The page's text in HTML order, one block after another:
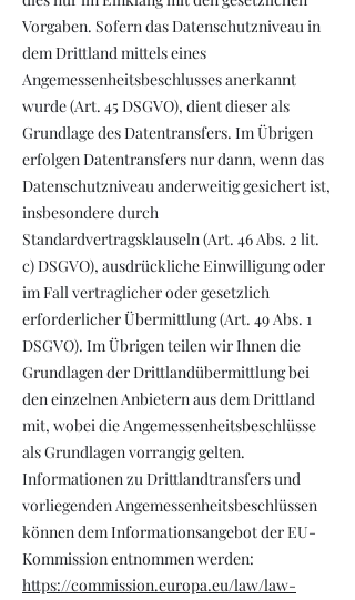
Vorgaben. Sofern das Datenschutzniveau in
dem Drittland mittels eines
Angemessenheitsbeschlusses anerkannt
wurde (Art. 45 DSGVO), dient dieser als
Grundlage des Datentransfers. Im Übrigen
erfolgen Datentransfers nur dann, wenn das
Datenschutzniveau anderweitig gesichert ist,
insbesondere durch
Standardvertragsklauseln (Art. 46 Abs. 2 lit.
c) DSGVO), ausdrückliche Einwilligung oder
im Fall vertraglicher oder gesetzlich
erforderlicher Übermittlung (Art. 49 Abs. 1
DSGVO). Im Übrigen teilen wir Ihnen die
Grundlagen der Drittlandübermittlung bei
den einzelnen Anbietern aus dem Drittland
mit, wobei die Angemessenheitsbeschlüsse
als Grundlagen vorrangig gelten.
Informationen zu Drittlandtransfers und
vorliegenden Angemessenheitsbeschlüssen
können dem Informationsangebot der EU-
Kommission entnommen werden:
https://commission.europa.eu/law/law-